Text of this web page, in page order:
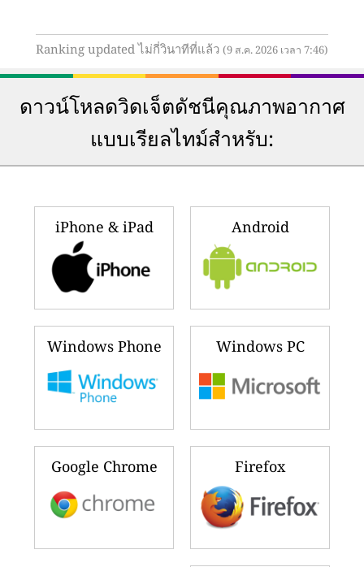
Ranking updated ไม่กี่วินาทีที่แล้ว (9 ส.ค. 2026 เวลา 7:46)
ดาวน์โหลดวิดเจ็ตดัชนีคุณภาพอากาศ
แบบเรียลไทม์สำหรับ:
iPhone & iPad Android
Windows Phone Windows PC
Google Chrome Firefox